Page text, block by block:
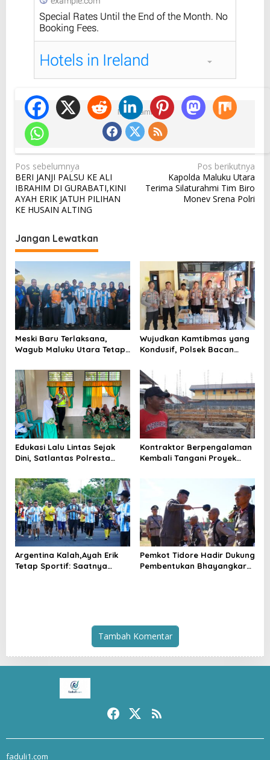
Ikuti Kami
N
a
v
i
g
a
s
i
p
o
s
Pos sebelumnya
BERI JANJI PALSU KE ALI
IBRAHIM DI GURABATI,KINI
AYAH ERIK JATUH PILIHAN
KE HUSAIN ALTING
Pos berikutnya
Kapolda Maluku Utara
Terima Silaturahmi Tim Biro
Monev Srena Polri
Jangan Lewatkan
Meski Baru Terlaksana,
Wagub Maluku Utara Tetap
Pantai Tugulufa
Wujudkan Kamtibmas yang
Kondusif, Polsek Bacan
Peredaran Miras Cap Tikus
Edukasi Lalu Lintas Sejak
Dini, Satlantas Polresta
School_ di MIN 1 Kota
Tidore Kepulauan
Kontraktor Berpengalaman
Kembali Tangani Proyek
Mess Senilai Rp4,76 Miliar
Resmi Dimulai
Argentina Kalah,Ayah Erik
Tetap Sportif: Saatnya
Pemkot Tidore Hadir Dukung
Pembentukan Bhayangkara
Tambah Komentar
faduli1.com